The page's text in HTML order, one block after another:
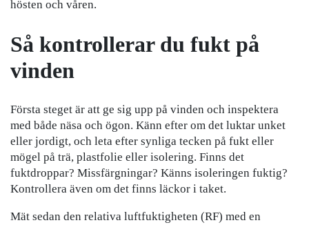
hösten och våren.
Så kontrollerar du fukt på
vinden
Första steget är att ge sig upp på vinden och inspektera
med både näsa och ögon. Känn efter om det luktar unket
eller jordigt, och leta efter synliga tecken på fukt eller
mögel på trä, plastfolie eller isolering. Finns det
fuktdroppar? Missfärgningar? Känns isoleringen fuktig?
Kontrollera även om det finns läckor i taket.
Mät sedan den relativa luftfuktigheten (RF) med en